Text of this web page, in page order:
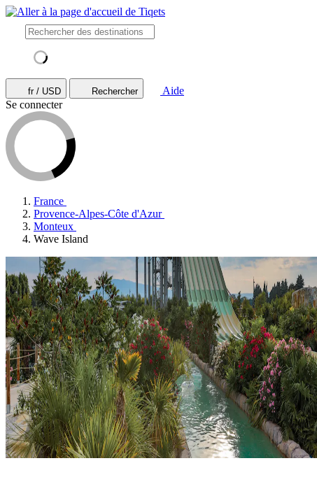
fr / USD Rechercher
Aide
Se connecter
France
Provence-Alpes-Côte d'Azur
Monteux
Wave Island